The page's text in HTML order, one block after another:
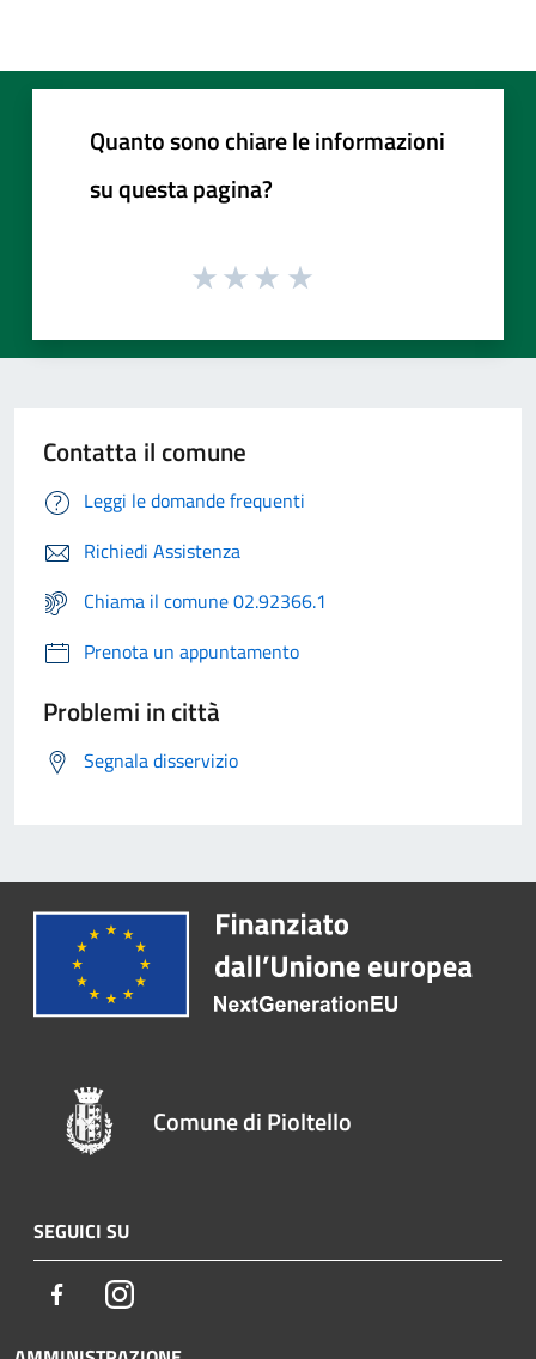
Quanto sono chiare le informazioni
su questa pagina?
Contatta il comune
Leggi le domande frequenti
Richiedi Assistenza
Chiama il comune 02.92366.1
Prenota un appuntamento
Problemi in città
Segnala disservizio
Comune di Pioltello
SEGUICI SU
FacebookInstagram